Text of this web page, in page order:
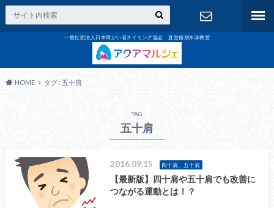
一般社団法人日本障がい者スイミング協会 直営個別水泳教室
HOME タグ : 五十肩
TAG
五十肩
2016.09.15 四十肩、五十肩
【最新版】四十肩や五十肩でも改善に
つながる運動とは！？